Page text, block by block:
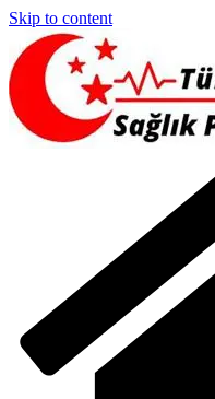
Skip to content